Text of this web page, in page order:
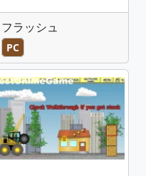
フラッシュ
PC